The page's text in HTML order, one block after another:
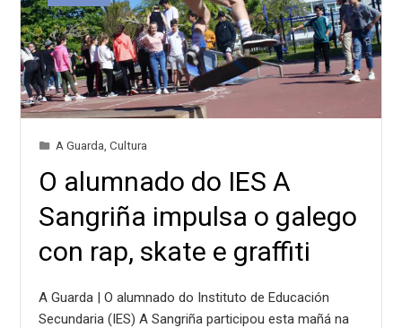
A Guarda ,Cultura
O alumnado do IES A
Sangriña impulsa o galego
con rap, skate e graffiti
A Guarda | O alumnado do Instituto de Educación
Secundaria (IES) A Sangriña participou esta mañá na